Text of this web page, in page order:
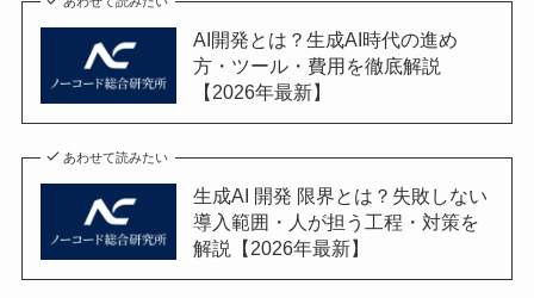
AI開発とは？生成AI時代の進め
方・ツール・費用を徹底解説
【2026年最新】
あわせて読みたい
生成AI 開発 限界とは？失敗しない
導入範囲・人が担う工程・対策を
解説【2026年最新】